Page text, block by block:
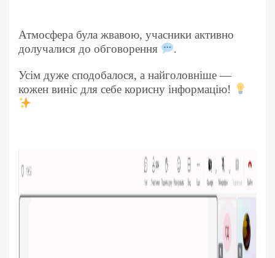
Атмосфера була жвавою, учасники активно
долучалися до обговорення
.
Усім дуже сподобалося, а найголовніше —
кожен виніс для себе корисну інформацію!